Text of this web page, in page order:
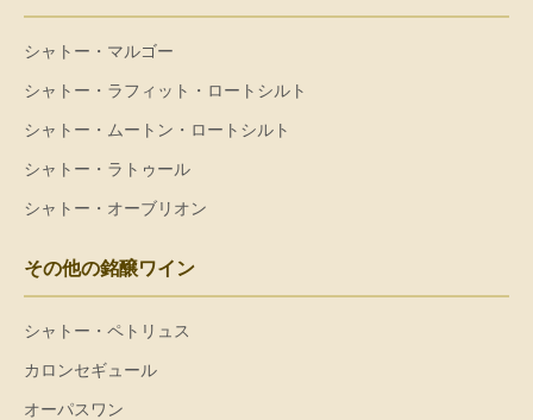
シャトー・マルゴー
シャトー・ラフィット・ロートシルト
シャトー・ムートン・ロートシルト
シャトー・ラトゥール
シャトー・オーブリオン
その他の銘醸ワイン
シャトー・ペトリュス
カロンセギュール
オーパスワン